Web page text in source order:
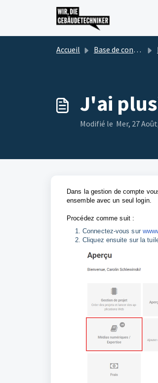
Passer au contenu principal
Accueil Base de connaissances
J'ai
Modifié le Mer, 27
Dans la gestion de compte
ensemble avec un seul login.
Procédez comme suit :
Connectez-vous sur
Cliquez ensuite sur la